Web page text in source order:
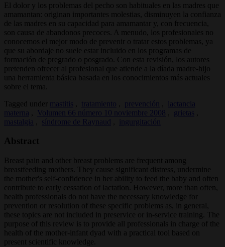
El dolor y los problemas del pecho son habituales en las madres que
amamantan: originan importantes molestias, disminuyen la confianza
de las madres en su capacidad para amamantar y, con frecuencia,
son causa de abandonos precoces. A menudo, los profesionales no
conocemos el mejor modo de prevenir o tratar estos problemas, ya
que su abordaje no suele estar incluido en los programas de
formación de pregrado o posgrado. Con esta revisión, los autores
pretenden ofrecer al profesional que atiende a la díada madre-hijo
una herramienta básica basada en los conocimientos más actuales
sobre el tema.
Tagged under
mastitis tratamiento prevención
lactancia
materna
Volumen 66 número 10 noviembre 2008 grietas
mastalgia
síndrome de Raynaud ingurgitación
Abstract
Breast pain and other breast problems are frequent among
breastfeeding mothers. They cause significant distress, undermine
the mother's self-confidence in her ability to feed the baby and often
contribute to early cessation of lactation. However, more than often,
health professionals do not have the necessary knowledge for
prevention or resolution of these specific problems as, in general,
these topics are not included in preservice or in-service training. The
purpose of this review is to provide all professionals in charge of the
health of the mother-infant dyad with a practical tool based on
present scientific knowledge.